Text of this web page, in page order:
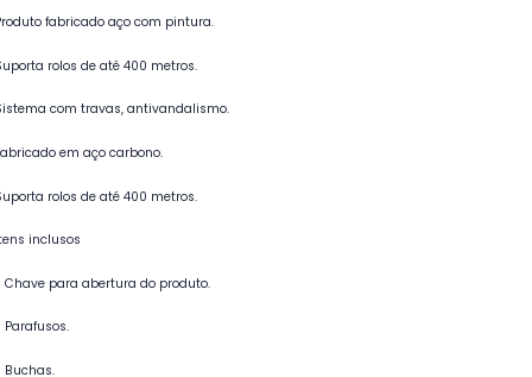
fabricado aço com pintura.
rolos de até 400 metros.
com travas, antivandalismo.
em aço carbono.
rolos de até 400 metros.
inclusos
Chave para abertura do produto.
Buchas.